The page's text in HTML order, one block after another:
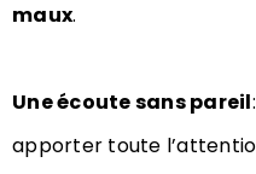
maux.
Une écoute sans pareil
apporter toute